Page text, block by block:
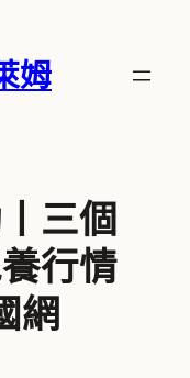
姆
三個
行情
網